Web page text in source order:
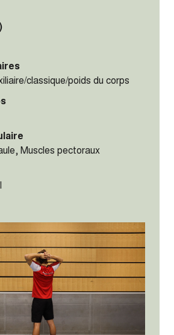
classique/poids du corps
Muscles pectoraux